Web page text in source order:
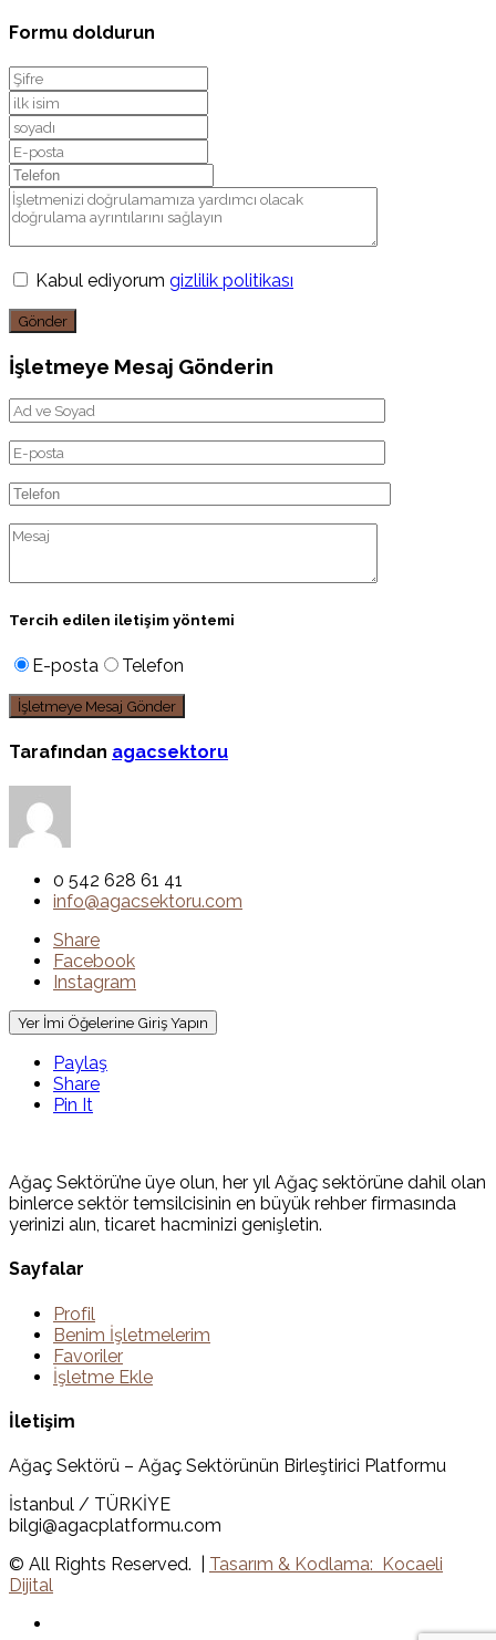
Formu doldurun
Kabul ediyorum gizlilik politikası
Gönder
İşletmeye Mesaj Gönderin
Tercih edilen iletişim yöntemi
E-posta Telefon
Tarafından agacsektoru
0 542 628 61 41
info@agacsektoru.com
Share
Facebook
Instagram
Yer İmi Öğelerine Giriş Yapın
Paylaş
Share
Pin It
Ağaç Sektörü’ne üye olun, her yıl Ağaç sektörüne dahil olan
binlerce sektör temsilcisinin en büyük rehber firmasında
yerinizi alın, ticaret hacminizi genişletin.
Sayfalar
Profil
Benim İşletmelerim
Favoriler
İşletme Ekle
İletişim
Ağaç Sektörü – Ağaç Sektörünün Birleştirici Platformu
İstanbul / TÜRKİYE
bilgi@agacplatformu.com
© All Rights Reserved. | Tasarım & Kodlama: Kocaeli
Dijital